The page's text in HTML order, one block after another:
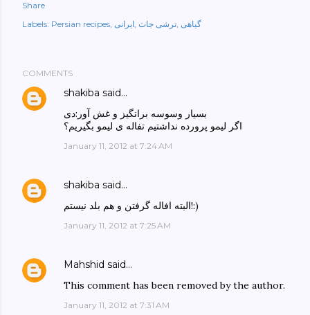
Share
Labels: Persian recipes ایرانی ترشی جات گیاهی
COMMENTS
shakiba said…
بسیار وسوسه برانگیز و غش آور:دی
اگر لیمو پرورده نداشتیم تفاله ی لیمو بگیریم؟
January 11, 2012 at 7:24 AM
shakiba said…
البته افاله گرفتن و هم بلد نیستم!:)
January 11, 2012 at 7:25 AM
Mahshid said…
This comment has been removed by the author.
January 11, 2012 at 7:31 AM